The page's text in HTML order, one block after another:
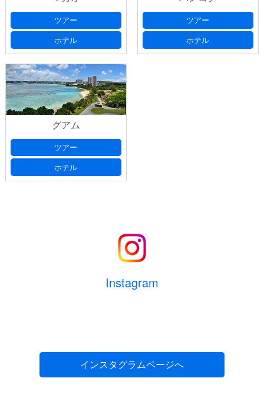
ツアー
ホテル
ツアー
ホテル
グアム
ツアー
ホテル
Instagram
インスタグラムページへ